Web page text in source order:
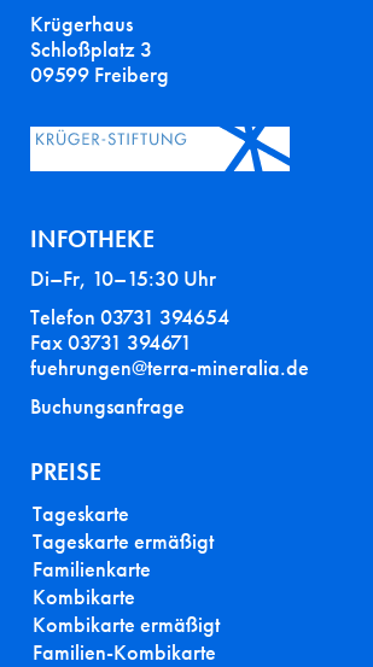
Krügerhaus
Schloßplatz 3
09599 Freiberg
INFOTHEKE
Di–Fr, 10–15:30 Uhr
Telefon 03731 394654
Fax 03731 394671
fuehrungen@terra-mineralia.de
Buchungsanfrage
PREISE
Tageskarte
Tageskarte ermäßigt
Familienkarte
Kombikarte
Kombikarte ermäßigt
Familien-Kombikarte